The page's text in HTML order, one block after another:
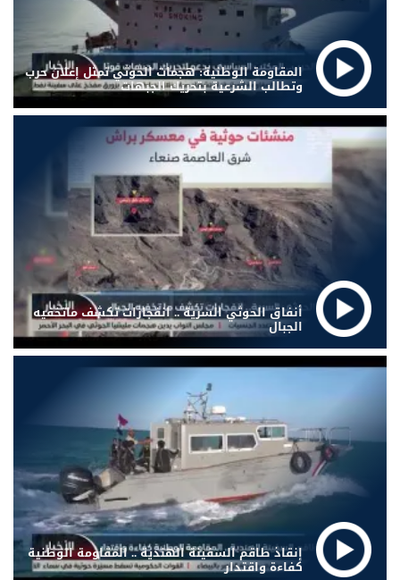
المقاومة الوطنية: هجمات الحوثي تمثل إعلان حرب
وتطالب الشرعية بتحريك الجبهات
أنفاق الحوثي السرية .. انفجارات تكشف ماتخفيه
الجبال
إنقاذ طاقم السفينة الهندية .. المقاومة الوطنية
كفاءة واقتدار